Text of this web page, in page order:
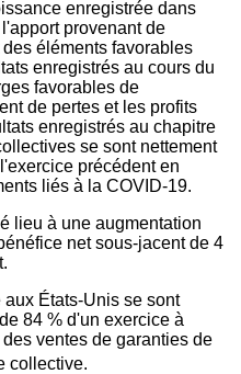
enregistrée dans
provenant de
éléments favorables
enregistrés au cours du
favorables de
de pertes et les profits
enregistrés au chapitre
se sont nettement
précédent en
liés à la COVID-19.
lieu à une augmentation
net sous-jacent de 4
États-Unis se sont
84 % d'un exercice à
ventes de garanties de
collective.